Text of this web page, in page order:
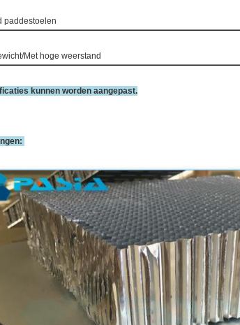
paddestoelen
Met hoge weerstand
kunnen worden aangepast.